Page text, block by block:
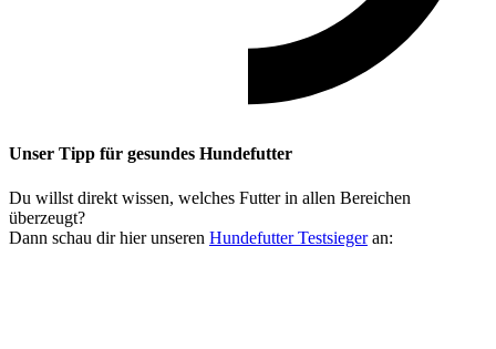
Unser Tipp für gesundes Hundefutter
Du willst direkt wissen, welches Futter in allen Bereichen
überzeugt?
Dann schau dir hier unseren Hundefutter Testsiegeran: